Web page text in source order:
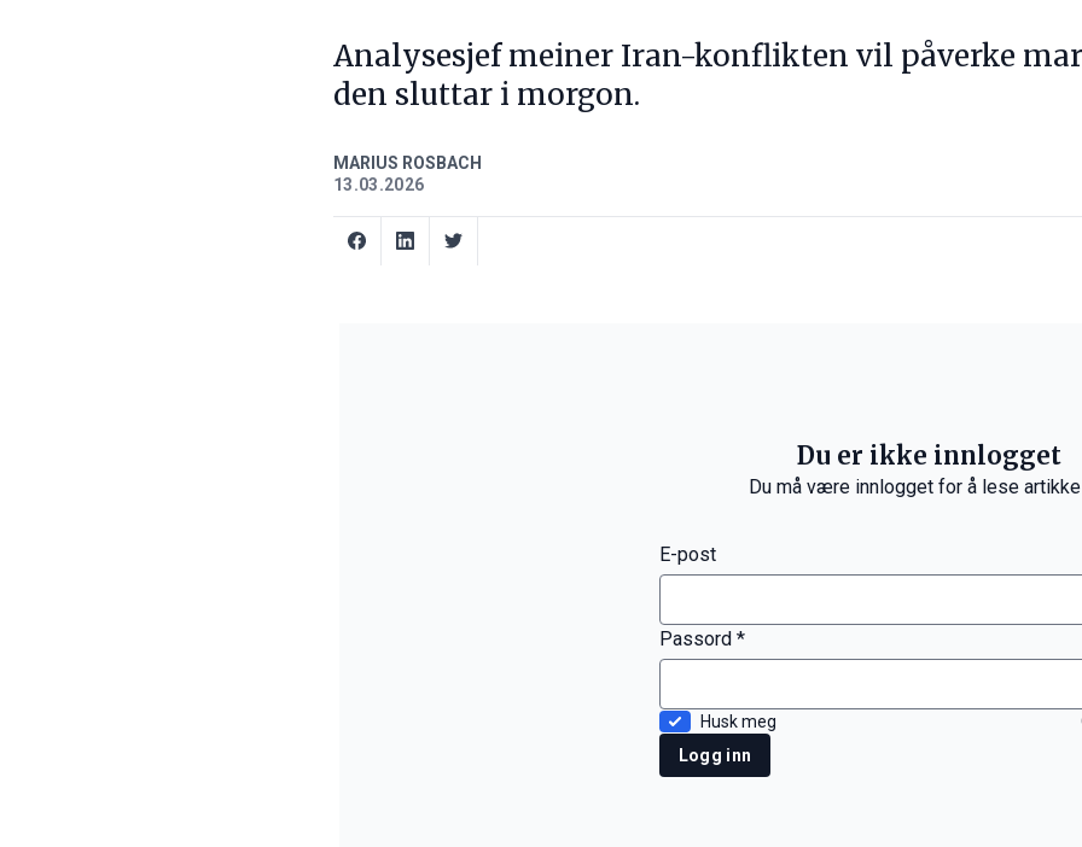
Analysesjef meiner Iran-konflikten vil påverke
den sluttar i morgon.
MARIUS ROSBACH
13.03.2026
Du er ikke innlogget
Du må være innlogget for å lese
E-post
Passord *
Husk meg
Logg inn